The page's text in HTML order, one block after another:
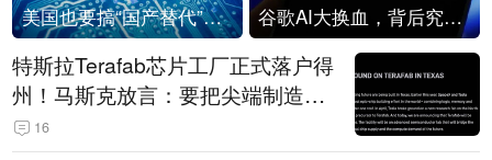
美国也要搞“国产替代”？先算清三笔账 谷歌AI大换血，背后究竟发生了什么？
特斯拉Terafab芯片工厂正式落户得
州！马斯克放言：要把尖端制造带
回美国
16